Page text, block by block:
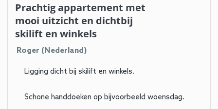
Prachtig appartement met
mooi uitzicht en dichtbij
skilift en winkels
Roger (Nederland)
Ligging dicht bij skilift en winkels.
Schone handdoeken op bijvoorbeeld woensdag.